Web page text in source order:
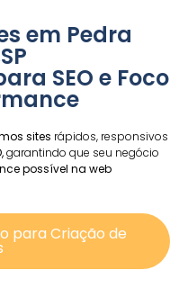
em Pedra
SEO e Foco
sites rápidos, responsivos
garantindo que seu negócio
possível na web
para Criação de